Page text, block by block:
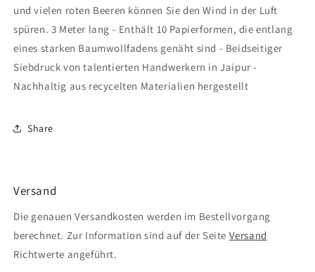
und vielen roten Beeren können Sie den Wind in der Luft
spüren. 3 Meter lang - Enthält 10 Papierformen, die entlang
eines starken Baumwollfadens genäht sind - Beidseitiger
Siebdruck von talentierten Handwerkern in Jaipur -
Nachhaltig aus recycelten Materialien hergestellt
Share
Versand
Die genauen Versandkosten werden im Bestellvorgang
berechnet. Zur Information sind auf der Seite Versand
Richtwerte angeführt.